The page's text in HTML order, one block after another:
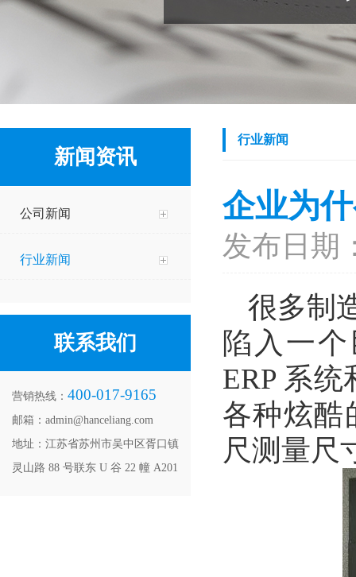
新闻资讯
公司新闻
行业新闻
联系我们
营销热线： 400-017-9165
邮箱：admin@hanceliang.com
地址：江苏省苏州市吴中区胥口镇
灵山路 88 号联东 U 谷 22 幢 A201
行业新闻
企业为
发布日期
很多制
陷入一
ERP 系
各种炫酷
尺测量尺